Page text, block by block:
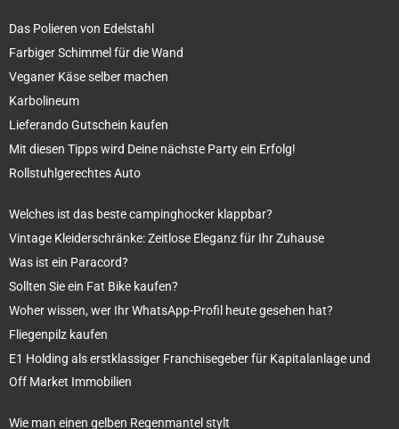
Das Polieren von Edelstahl
Farbiger Schimmel für die Wand
Veganer Käse selber machen
Karbolineum
Lieferando Gutschein kaufen
Mit diesen Tipps wird Deine nächste Party ein Erfolg!
Rollstuhlgerechtes Auto
Welches ist das beste campinghocker klappbar?
Vintage Kleiderschränke: Zeitlose Eleganz für Ihr Zuhause
Was ist ein Paracord?
Sollten Sie ein Fat Bike kaufen?
Woher wissen, wer Ihr WhatsApp-Profil heute gesehen hat?
Fliegenpilz kaufen
E1 Holding als erstklassiger Franchisegeber für Kapitalanlage und
Off Market Immobilien
Wie man einen gelben Regenmantel stylt